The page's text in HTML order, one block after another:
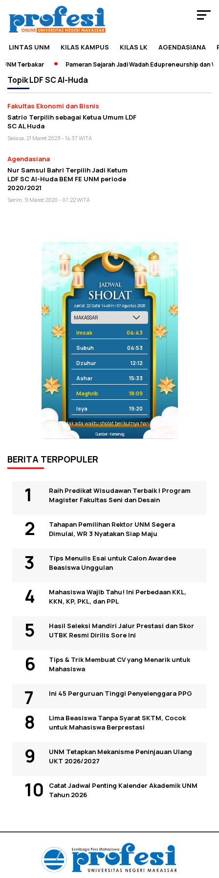
LINTAS UNM KILAS KAMPUS KILAS LK AGENDASIANA
Terbakar Pameran Sejarah Jadi Wadah Edupreneurship dan
TopikLDF SC Al-Huda
Fakultas Ekonomi dan Bisnis
Satrio Terpilih sebagai Ketua Umum LDF
SC AL Huda
Selasa, 21 Maret 2023 - 14:37 WITA
Agendasiana
Nur Samsul Bahri Terpilih Jadi Ketum
LDF SC Al-Huda BEM FE UNM periode
2020/2021
Senin, 9 Maret 2020 - 07:22 WITA
Jum'at, 22 Safar 1448 H / 07 Agustus 2026
Imsak 04:43
Subuh 04:53
Dzuhur 12:12
Ashar 15:33
Maghrib 18:09
Isya 19:20
Tidak ada waktu sholat berikutnya hari ini.
Sumber: Kemenag
BERITA TERPOPULER
Raih Predikat Wisudawan Terbaik I Program
Magister Fakultas Seni dan Desain
Tahapan Pemilihan Rektor UNM Segera
Dimulai, WR 3 Nyatakan Siap Maju
Tips Menulis Esai untuk Calon Awardee
Beasiswa Unggulan
Mahasiswa Wajib Tahu! Ini Perbedaan KKL,
KKN, KP, PKL, dan PPL
Hasil Seleksi Mandiri Jalur Prestasi dan Skor
UTBK Resmi Dirilis Sore Ini
Tips & Trik Membuat CV yang Menarik untuk
Mahasiswa
Ini 45 Perguruan Tinggi Penyelenggara PPG
Lima Beasiswa Tanpa Syarat SKTM, Cocok
untuk Mahasiswa Berprestasi
UNM Tetapkan Mekanisme Peninjauan Ulang
UKT 2026/2027
Catat Jadwal Penting Kalender Akademik UNM
Tahun 2026